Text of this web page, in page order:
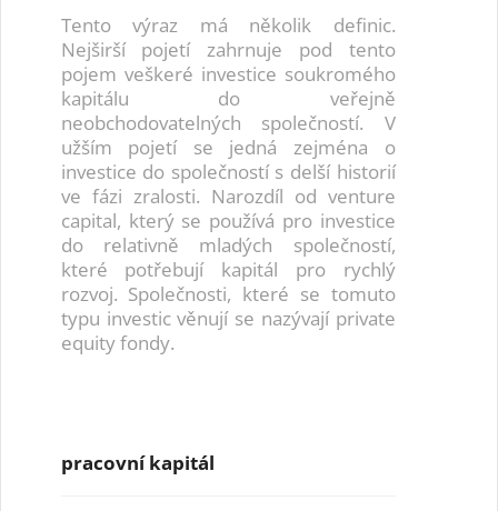
Tento výraz má několik definic.
Nejširší pojetí zahrnuje pod tento
pojem veškeré investice soukromého
kapitálu do veřejně
neobchodovatelných společností. V
užším pojetí se jedná zejména o
investice do společností s delší historií
ve fázi zralosti. Narozdíl od venture
capital, který se používá pro investice
do relativně mladých společností,
které potřebují kapitál pro rychlý
rozvoj. Společnosti, které se tomuto
typu investic věnují se nazývají private
equity fondy.
pracovní kapitál